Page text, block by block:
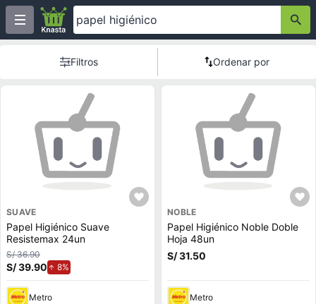
Filtros Ordenar por
SUAVE
Papel Higiénico Suave
Resistemax 24un
S/ 36.90
S/ 39.90 8%
Metro
NOBLE
Papel Higiénico Noble Doble
Hoja 48un
S/ 31.50
Metro